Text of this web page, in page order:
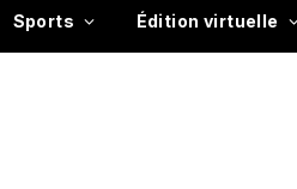
Sports Édition virtuelle